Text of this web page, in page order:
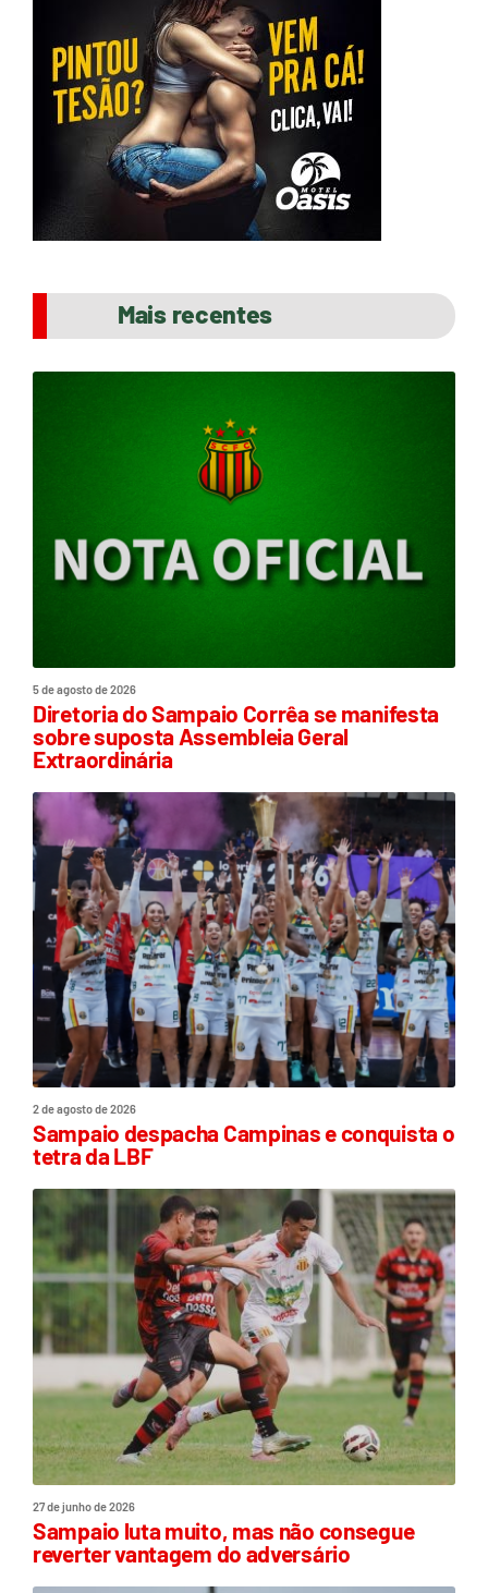
Mais recentes
5 de agosto de 2026
Diretoria do Sampaio Corrêa se manifesta
sobre suposta Assembleia Geral
Extraordinária
2 de agosto de 2026
Sampaio despacha Campinas e conquista o
tetra da LBF
27 de junho de 2026
Sampaio luta muito, mas não consegue
reverter vantagem do adversário